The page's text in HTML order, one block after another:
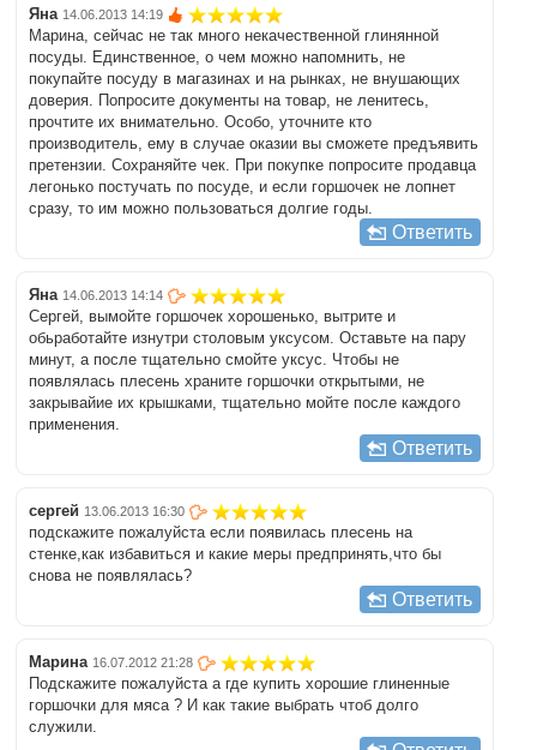
Яна 14.06.2013 14:19
Марина, сейчас не так много некачественной глинянной
посуды. Единственное, о чем можно напомнить, не
покупайте посуду в магазинах и на рынках, не внушающих
доверия. Попросите документы на товар, не ленитесь,
прочтите их внимательно. Особо, уточните кто
производитель, ему в случае оказии вы сможете предъявить
претензии. Сохраняйте чек. При покупке попросите продавца
легонько постучать по посуде, и если горшочек не лопнет
сразу, то им можно пользоваться долгие годы.
Ответить
Яна 14.06.2013 14:14
Сергей, вымойте горшочек хорошенько, вытрите и
обьработайте изнутри столовым уксусом. Оставьте на пару
минут, а после тщательно смойте уксус. Чтобы не
появлялась плесень храните горшочки открытыми, не
закрывайие их крышками, тщательно мойте после каждого
применения.
Ответить
сергей 13.06.2013 16:30
подскажите пожалуйста если появилась плесень на
стенке,как избавиться и какие меры предпринять,что бы
снова не появлялась?
Ответить
Марина 16.07.2012 21:28
Подскажите пожалуйста а где купить хорошие глиненные
горшочки для мяса ? И как такие выбрать чтоб долго
служили.